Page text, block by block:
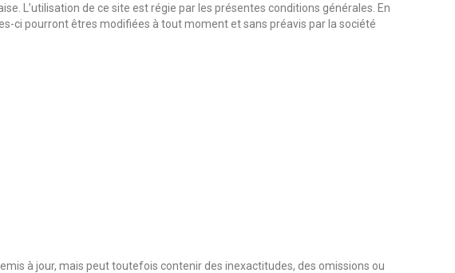
L’utilisation de ce site est régie par les présentes conditions générales. En
ci pourront êtres modifiées à tout moment et sans préavis par la société
à jour, mais peut toutefois contenir des inexactitudes, des omissions ou